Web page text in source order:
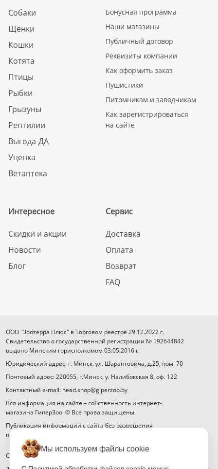
Собаки
Щенки
Кошки
Котята
Птицы
Рыбки
Грызуны
Рептилии
Выгода-ДА
Уценка
Ветаптека
Бонусная программа
Наши магазины
Публичный договор
Реквизиты компании
Как оформить заказ
Пушистики
Питомникам и заводчикам
Как зарегистрироваться
на сайте
Интересное
Скидки и акции
Новости
Блог
Сервис
Доставка
Оплата
Возврат
FAQ
ООО "Зоотерра Плюс" в Торговом реестре 29.12.2022 г.
Свидетельство о государственной регистрации № 192644842
выдано Минским горисполкомом 03.05.2016 г.
Юридический адрес: г. Минск. ул. Шаранговича, д.25, пом. 70
Почтовый адрес: 220055, г.Минск, у. Налибокская 8, оф. 122
Контактный e-mail: head.shop@giperzoo.by
Вся информация на сайте – собственность интернет-
магазина ГиперЗоо. © Все права защищены.
Публикация информации с сайта без разрешения
правообладателя запрещена.
Способы оплаты
Мы используем файлы cookie